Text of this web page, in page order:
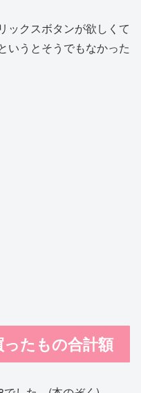
ックスボタンが欲しくて
いうとそうでもなかった
たもの合計額